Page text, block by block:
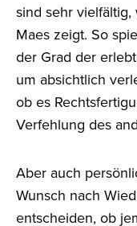
sind sehr vielfältig,
Maes zeigt. So
der Grad der
um absichtlich
ob es
Verfehlung des
Aber auch
Wunsch nach
entscheiden, ob